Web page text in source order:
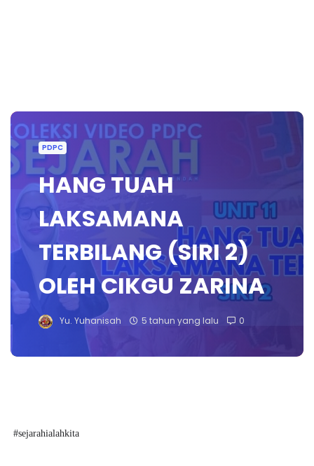
PDPC
HANG TUAH
LAKSAMANA
TERBILANG (SIRI 2)
OLEH CIKGU ZARINA
Yu. Yuhanisah 5 tahun yang lalu 0
#sejarahialahkita